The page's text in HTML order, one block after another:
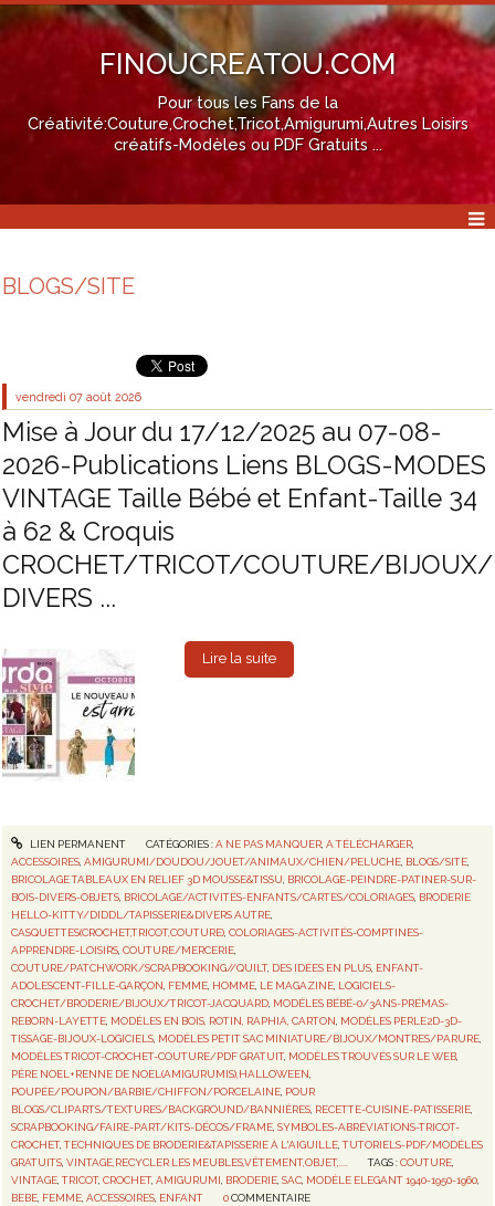
FINOUCREATOU.COM
Pour tous les Fans de la
Créativité:Couture,Crochet,Tricot,Amigurumi,Autres Loisirs
créatifs-Modèles ou PDF Gratuits ...
BLOGS/SITE
vendredi 07 août 2026
Mise à Jour du 17/12/2025 au 07-08-
2026-Publications Liens BLOGS-MODES
VINTAGE Taille Bébé et Enfant-Taille 34
à 62 & Croquis
CROCHET/TRICOT/COUTURE/BIJOUX/
DIVERS ...
Lire la suite
LIEN PERMANENT CATÉGORIES :A NE PAS MANQUER, A TÉLÉCHARGER,
ACCESSOIRES ,AMIGURUMI/DOUDOU/JOUET/ANIMAUX/CHIEN/PELUCHE BLOGS/SITE
BRICOLAGE TABLEAUX EN RELIEF 3D MOUSSE&TISSU BRICOLAGE-PEINDRE-PATINER-SUR-
BOIS-DIVERS-OBJETS BRICOLAGE/ACTIVITÉS-ENFANTS/CARTES/COLORIAGES BRODERIE
HELLO-KITTY/DIDDL/TAPISSERIE&DIVERS AUTRE
CASQUETTES(CROCHET,TRICOT,COUTURE) ,COLORIAGES-ACTIVITÉS-COMPTINES-
APPRENDRE-LOISIRS ,COUTURE/MERCERIE
COUTURE/PATCHWORK/SCRAPBOOKING//QUILT, DES IDÉES EN PLUS ENFANT-
ADOLESCENT-FILLE-GARÇON FEMME HOMME LE MAGAZINE LOGICIELS-
CROCHET/BRODERIE/BIJOUX/TRICOT-JACQUARD MODÈLES BÉBÉ-0/3ANS-PRÉMAS-
REBORN-LAYETTE MODÈLES EN BOIS, ROTIN, RAPHIA, CARTON MODÈLES PERLE2D-3D-
TISSAGE-BIJOUX-LOGICIELS MODÈLES PETIT SAC MINIATURE/BIJOUX/MONTRES/PARURE
MODÈLES TRICOT-CROCHET-COUTURE/PDF GRATUIT, MODÈLES TROUVÉS SUR LE WEB
PÈRE NOEL+RENNE DE NOEL(AMIGURUMIS),HALLOWEEN
POUPÉE/POUPON/BARBIE/CHIFFON/PORCELAINE POUR
BLOGS/CLIPARTS/TEXTURES/BACKGROUND/BANNIÈRES RECETTE-CUISINE-PATISSERIE
SCRAPBOOKING/FAIRE-PART/KITS-DÉCOS/FRAME ,SYMBOLES-ABRÉVIATIONS-TRICOT-
CROCHET,TECHNIQUES DE BRODERIE&TAPISSERIE À L'AIGUILLE ,TUTORIELS-PDF/MODÈLES
GRATUITS ,VINTAGE,RECYCLER LES MEUBLES,VÊTEMENT,OBJET,.... TAGS :COUTURE
VINTAGE ,TRICOT,CROCHET,AMIGURUMI BRODERIE ,SAC MODÈLE ELEGANT 1940-1950-1960
BEBE FEMME ,ACCESSOIRES ENFANT 0 COMMENTAIRE